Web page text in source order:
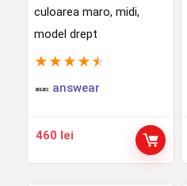
culoarea maro, midi,
model drept
★ ★ ★ ★ ★
answear
460 lei